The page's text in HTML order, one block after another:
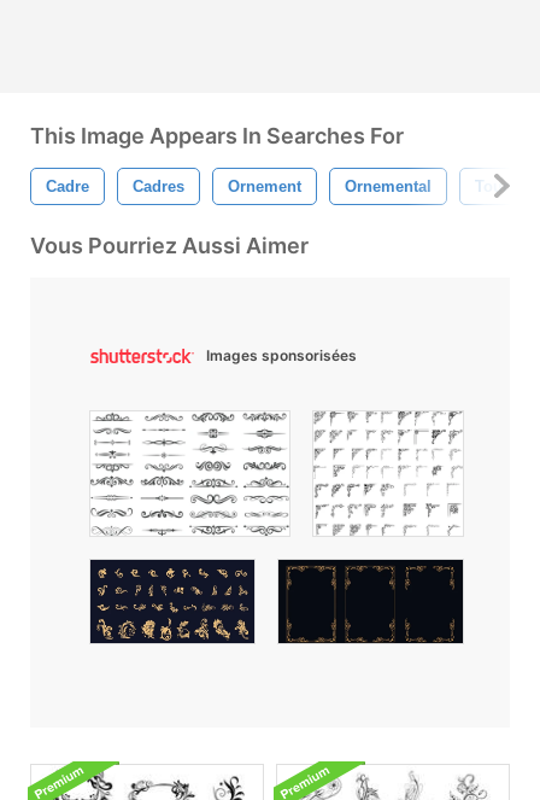
This Image Appears In Searches For
Cadre Cadres Ornement Ornemental
Vous Pourriez Aussi Aimer
Images sponsorisées